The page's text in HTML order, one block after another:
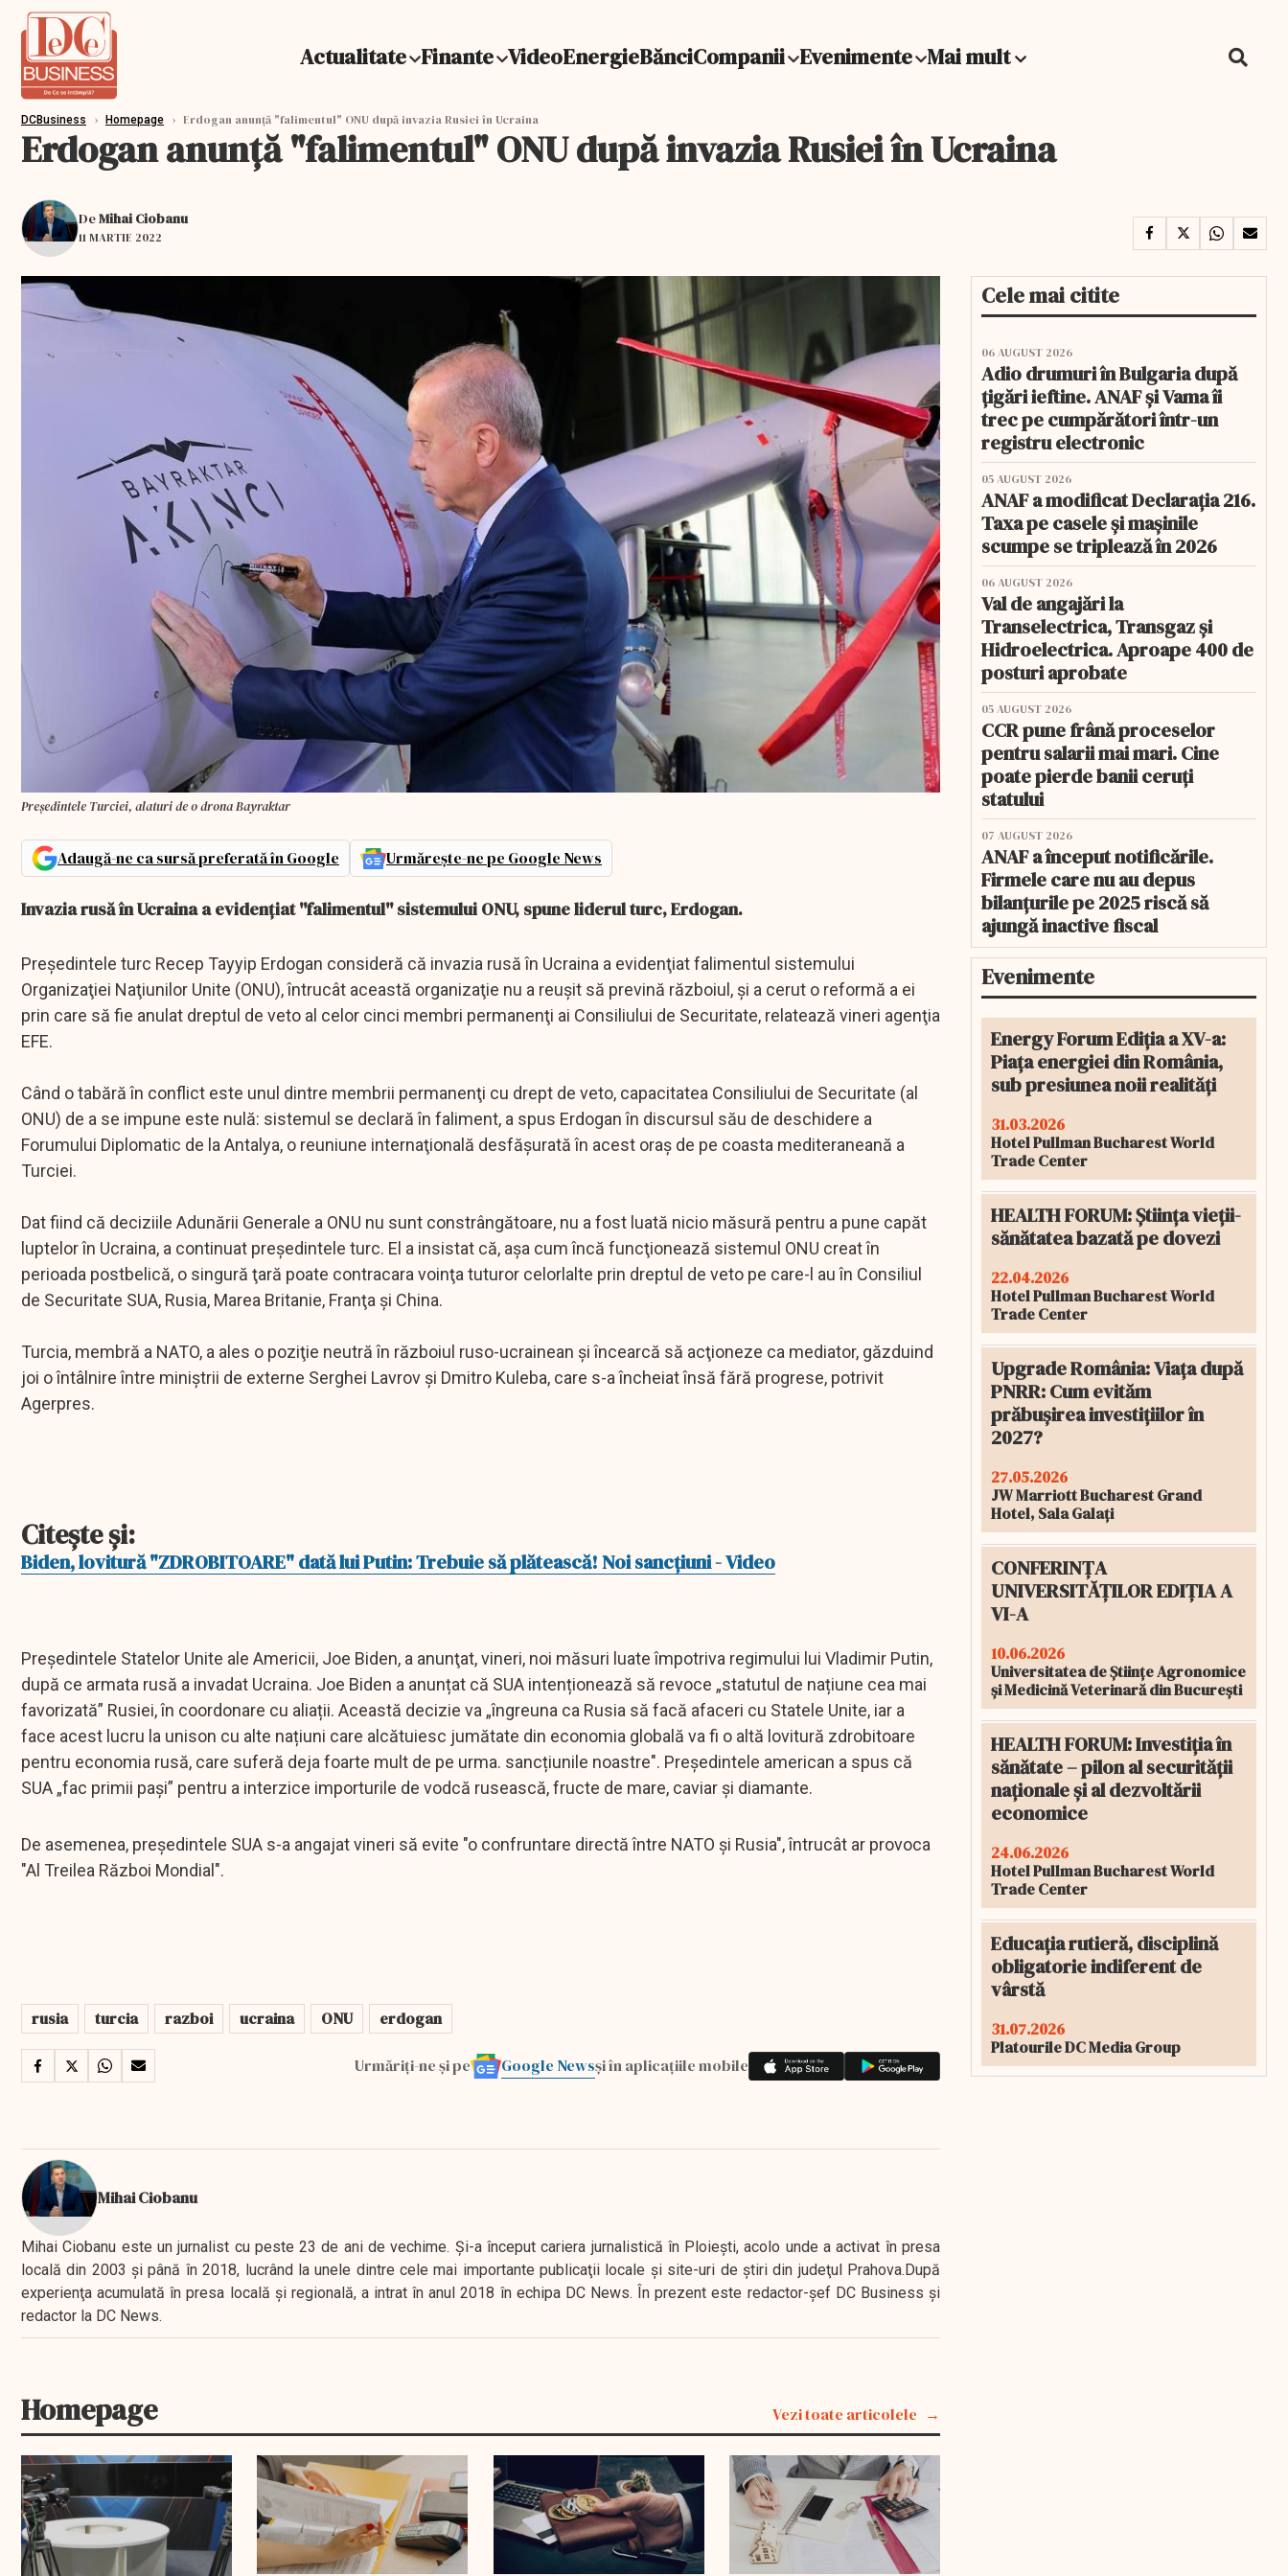
Actualitate Finante VideoEnergieBănciCompanii Evenimente Mai mult
DCBusiness › Homepage › Erdogan anunţă "falimentul" ONU după invazia Rusiei în Ucraina
Erdogan anunţă "falimentul" ONU după invazia Rusiei în Ucraina
DeMihai Ciobanu
11 MARTIE 2022
Președintele Turciei, alaturi de o drona Bayraktar
Adaugă-ne ca sursă preferată în Google Urmărește-ne pe Google News
Invazia rusă în Ucraina a evidenţiat ''falimentul'' sistemului ONU, spune liderul turc, Erdogan.
Preşedintele turc Recep Tayyip Erdogan consideră că invazia rusă în Ucraina a evidenţiat falimentul sistemului
Organizaţiei Naţiunilor Unite (ONU), întrucât această organizaţie nu a reuşit să prevină războiul, şi a cerut o reformă a ei
prin care să fie anulat dreptul de veto al celor cinci membri permanenţi ai Consiliului de Securitate, relatează vineri agenţia
EFE.
Când o tabără în conflict este unul dintre membrii permanenţi cu drept de veto, capacitatea Consiliului de Securitate (al
ONU) de a se impune este nulă: sistemul se declară în faliment, a spus Erdogan în discursul său de deschidere a
Forumului Diplomatic de la Antalya, o reuniune internaţională desfăşurată în acest oraş de pe coasta mediteraneană a
Turciei.
Dat fiind că deciziile Adunării Generale a ONU nu sunt constrângătoare, nu a fost luată nicio măsură pentru a pune capăt
luptelor în Ucraina, a continuat preşedintele turc. El a insistat că, aşa cum încă funcţionează sistemul ONU creat în
perioada postbelică, o singură ţară poate contracara voinţa tuturor celorlalte prin dreptul de veto pe care-l au în Consiliul
de Securitate SUA, Rusia, Marea Britanie, Franţa şi China.
Turcia, membră a NATO, a ales o poziţie neutră în războiul ruso-ucrainean şi încearcă să acţioneze ca mediator, găzduind
joi o întâlnire între miniştrii de externe Serghei Lavrov şi Dmitro Kuleba, care s-a încheiat însă fără progrese, potrivit
Agerpres.
Citeşte şi:
Biden, lovitură "ZDROBITOARE" dată lui Putin: Trebuie să plătească! Noi sancţiuni - Video
Preşedintele Statelor Unite ale Americii, Joe Biden, a anunţat, vineri, noi măsuri luate împotriva regimului lui Vladimir Putin,
după ce armata rusă a invadat Ucraina. Joe Biden a anunțat că SUA intenționează să revoce „statutul de națiune cea mai
favorizată” Rusiei, în coordonare cu aliații. Această decizie va „îngreuna ca Rusia să facă afaceri cu Statele Unite, iar a
face acest lucru la unison cu alte națiuni care alcătuiesc jumătate din economia globală va fi o altă lovitură zdrobitoare
pentru economia rusă, care suferă deja foarte mult de pe urma. sancțiunile noastre". Preşedintele american a spus că
SUA „fac primii pași” pentru a interzice importurile de vodcă rusească, fructe de mare, caviar și diamante.
De asemenea, preşedintele SUA s-a angajat vineri să evite "o confruntare directă între NATO şi Rusia", întrucât ar provoca
"Al Treilea Război Mondial".
rusia turcia razboi ucraina ONU erdogan
Urmăriți-ne și pe Google Newsși în aplicațiile mobile
Mihai Ciobanu
Mihai Ciobanu este un jurnalist cu peste 23 de ani de vechime. Şi-a început cariera jurnalistică în Ploieşti, acolo unde a activat în presa
locală din 2003 şi până în 2018, lucrând la unele dintre cele mai importante publicaţii locale şi site-uri de ştiri din judeţul Prahova.După
experienţa acumulată în presa locală şi regională, a intrat în anul 2018 în echipa DC News. În prezent este redactor-şef DC Business şi
redactor la DC News.
Homepage Vezi toate articolele
EXCLUSIV
Cele mai citite
06 AUGUST 2026
Adio drumuri în Bulgaria după
țigări ieftine. ANAF și Vama îi
trec pe cumpărători într-un
registru electronic
05 AUGUST 2026
ANAF a modificat Declarația 216.
Taxa pe casele și mașinile
scumpe se triplează în 2026
06 AUGUST 2026
Val de angajări la
Transelectrica, Transgaz și
Hidroelectrica. Aproape 400 de
posturi aprobate
05 AUGUST 2026
CCR pune frână proceselor
pentru salarii mai mari. Cine
poate pierde banii ceruți
statului
07 AUGUST 2026
ANAF a început notificările.
Firmele care nu au depus
bilanțurile pe 2025 riscă să
ajungă inactive fiscal
Evenimente
Energy Forum Ediția a XV-a:
Piața energiei din România,
sub presiunea noii realități
31.03.2026
Hotel Pullman Bucharest World
Trade Center
HEALTH FORUM: Știința vieții-
sănătatea bazată pe dovezi
22.04.2026
Hotel Pullman Bucharest World
Trade Center
Upgrade România: Viața după
PNRR: Cum evităm
prăbușirea investițiilor în
2027?
27.05.2026
JW Marriott Bucharest Grand
Hotel, Sala Galați
CONFERINȚA
UNIVERSITĂȚILOR EDIȚIA A
VI-A
10.06.2026
Universitatea de Științe Agronomice
și Medicină Veterinară din București
HEALTH FORUM: Investiția în
sănătate – pilon al securității
naționale și al dezvoltării
economice
24.06.2026
Hotel Pullman Bucharest World
Trade Center
Educația rutieră, disciplină
obligatorie indiferent de
vârstă
31.07.2026
Platourile DC Media Group